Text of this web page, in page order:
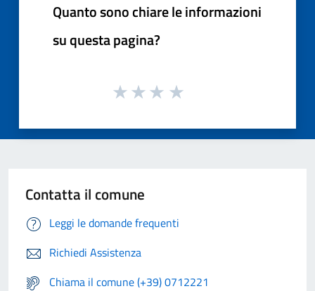
Quanto sono chiare le informazioni
su questa pagina?
Contatta il comune
Leggi le domande frequenti
Richiedi Assistenza
Chiama il comune (+39) 0712221